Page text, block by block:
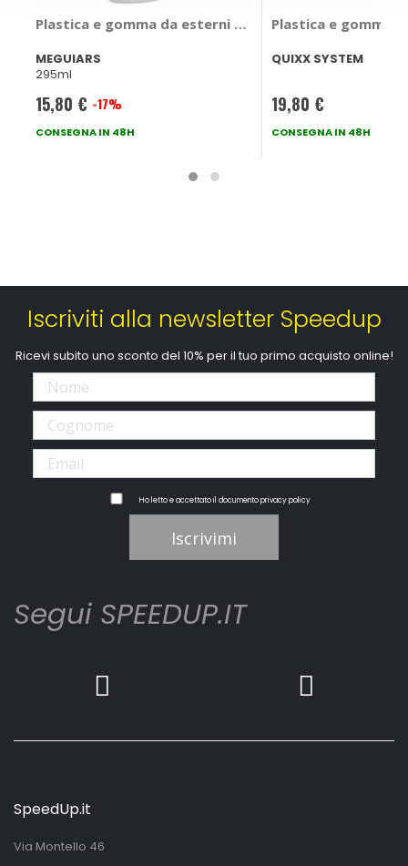
Plastica e gomma da esterni Classic - Plast-X -
MEGUIARS
295ml
Prezzo
speciale
15,80 € -17%
CONSEGNA IN 48H
Plastica e gomma
QUIXX SYSTEM
19,80 €
CONSEGNA IN 48H
Iscriviti alla newsletter Speedup
Ricevi subito uno sconto del 10% per il tuo primo acquisto online!
Ho letto e accettato il documentoprivacy policy
Iscrivimi
Segui SPEEDUP.IT
SpeedUp.it
Via Montello 46